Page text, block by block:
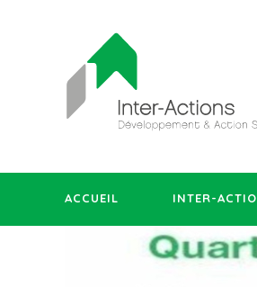
ACCUEIL INTER-